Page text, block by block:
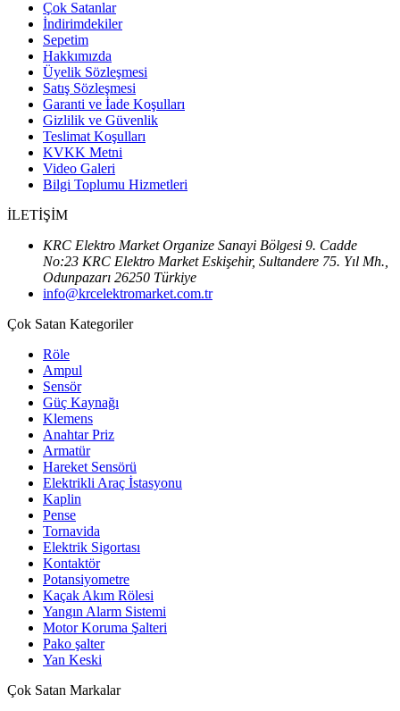
Çok Satanlar
İndirimdekiler
Sepetim
Hakkımızda
Üyelik Sözleşmesi
Satış Sözleşmesi
Garanti ve İade Koşulları
Gizlilik ve Güvenlik
Teslimat Koşulları
KVKK Metni
Video Galeri
Bilgi Toplumu Hizmetleri
İLETİŞİM
KRC Elektro Market Organize Sanayi Bölgesi 9. Cadde
No:23 KRC Elektro Market Eskişehir, Sultandere 75. Yıl Mh.,
Odunpazarı 26250 Türkiye
info@krcelektromarket.com.tr
Çok Satan Kategoriler
Röle
Ampul
Sensör
Güç Kaynağı
Klemens
Anahtar Priz
Armatür
Hareket Sensörü
Elektrikli Araç İstasyonu
Kaplin
Pense
Tornavida
Elektrik Sigortası
Kontaktör
Potansiyometre
Kaçak Akım Rölesi
Yangın Alarm Sistemi
Motor Koruma Şalteri
Pako şalter
Yan Keski
Çok Satan Markalar